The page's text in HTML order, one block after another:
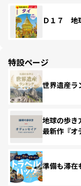
Ｄ１７ 地
特設ページ
世界遺産ラ
地球の歩
最新作『オ
準備も滞